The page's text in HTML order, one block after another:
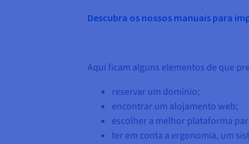
Descubra os nossos manuais para
Aqui ficam alguns elementos de que
reservar um domínio;
encontrar um alojamento web;
escolher a melhor plataforma
ter em conta a ergonomia, um